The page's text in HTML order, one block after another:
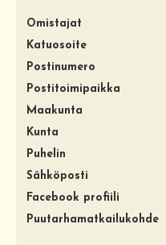
Omistajat
Katuosoite
Postinumero
Postitoimipaikka
Maakunta
Kunta
Puhelin
Sähköposti
Facebook profiili
Puutarhamatkailukohde